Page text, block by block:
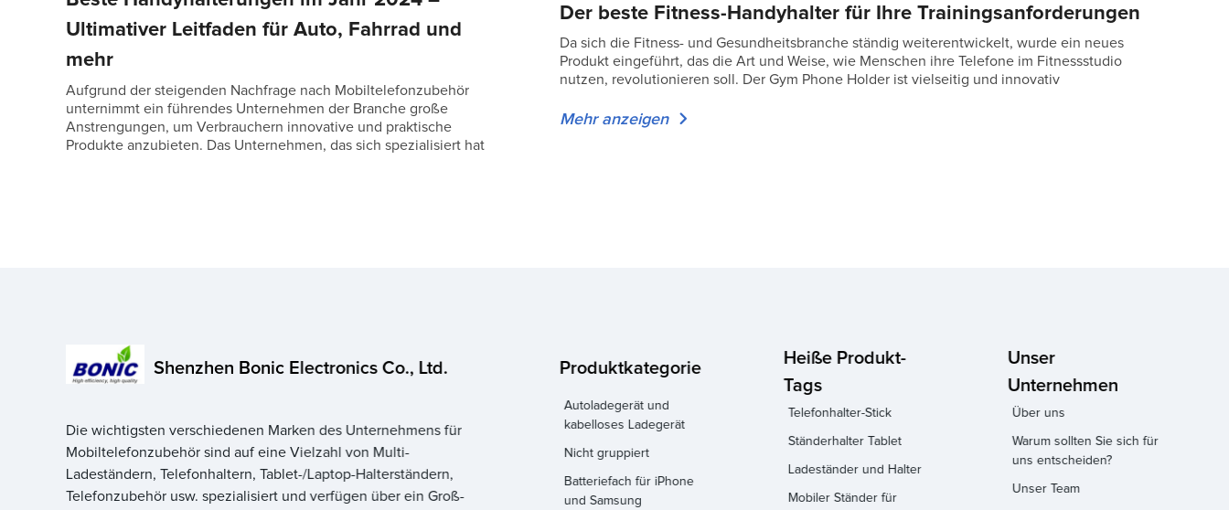
Ultimativer Leitfaden für Auto, Fahrrad und
mehr
Aufgrund der steigenden Nachfrage nach Mobiltelefonzubehör
unternimmt ein führendes Unternehmen der Branche große
Anstrengungen, um Verbrauchern innovative und praktische
Produkte anzubieten. Das Unternehmen, das sich spezialisiert hat
Der beste Fitness-Handyhalter für Ihre Trainingsanforderungen
Da sich die Fitness- und Gesundheitsbranche ständig weiterentwickelt, wurde ein neues
Produkt eingeführt, das die Art und Weise, wie Menschen ihre Telefone im Fitnessstudio
nutzen, revolutionieren soll. Der Gym Phone Holder ist vielseitig und innovativ
Mehr anzeigen
Shenzhen Bonic Electronics Co., Ltd.
Die wichtigsten verschiedenen Marken des Unternehmens für
Mobiltelefonzubehör sind auf eine Vielzahl von Multi-
Ladeständern, Telefonhaltern, Tablet-/Laptop-Halterständern,
Telefonzubehör usw. spezialisiert und verfügen über ein Groß-
Produktkategorie
Autoladegerät und
kabelloses Ladegerät
Nicht gruppiert
Batteriefach für iPhone
und Samsung
Heiße Produkt-
Tags
Telefonhalter-Stick
Ständerhalter Tablet
Ladeständer und Halter
Mobiler Ständer für
Unser
Unternehmen
Über uns
Warum sollten Sie sich für
uns entscheiden?
Unser Team